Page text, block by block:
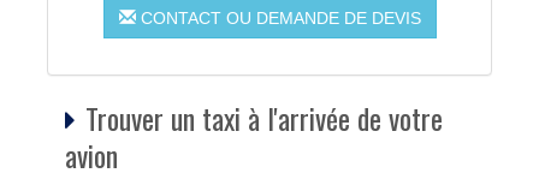
CONTACT OU DEMANDE DE DEVIS
Trouver un taxi à l'arrivée de votre
avion